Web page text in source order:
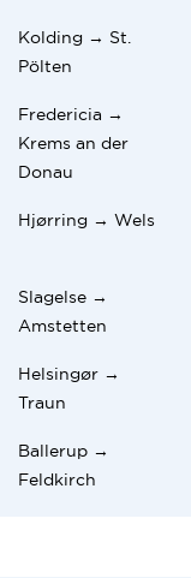
Kolding → St.
Pölten
Fredericia →
Krems an der
Donau
Hjørring → Wels
Slagelse →
Amstetten
Helsingør →
Traun
Ballerup →
Feldkirch